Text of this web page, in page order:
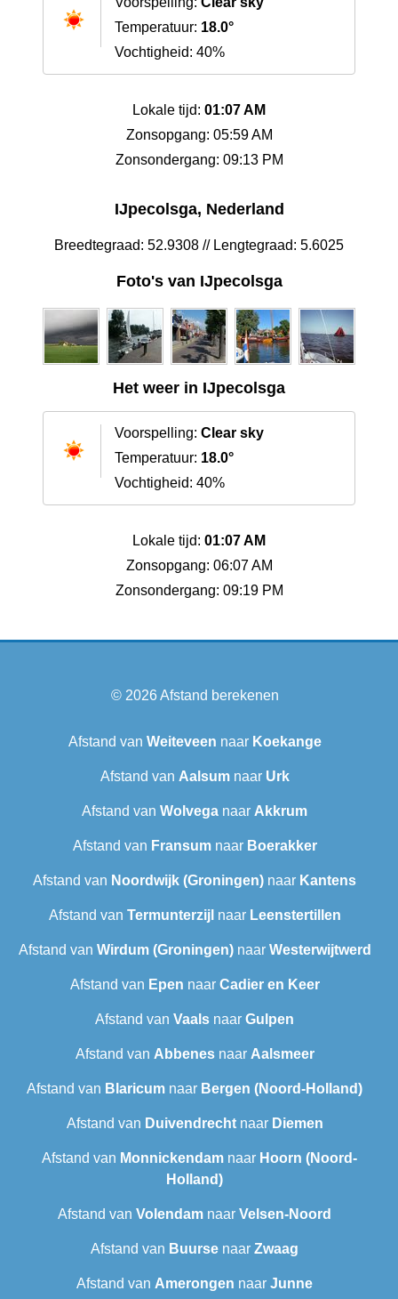
Temperatuur: 18.0°
Vochtigheid: 40%
Lokale tijd: 01:07 AM
Zonsopgang: 05:59 AM
Zonsondergang: 09:13 PM
IJpecolsga, Nederland
Breedtegraad: 52.9308 // Lengtegraad: 5.6025
Foto's van IJpecolsga
Het weer in IJpecolsga
Voorspelling: Clear sky
Temperatuur: 18.0°
Vochtigheid: 40%
Lokale tijd: 01:07 AM
Zonsopgang: 06:07 AM
Zonsondergang: 09:19 PM
© 2026Afstand berekenen
Afstand van Weiteveen naar Koekange
Afstand van Aalsumnaar Urk
Afstand van Wolvega naar Akkrum
Afstand van Fransumnaar Boerakker
Afstand van Noordwijk (Groningen) naar Kantens
Afstand van Termunterzijl naar Leenstertillen‎
Afstand van Wirdum (Groningen)naar Westerwijtwerd
Afstand van Epen naar Cadier en Keer
Afstand van Vaals naar Gulpen
Afstand van Abbenesnaar Aalsmeer
Afstand van Blaricum naar Bergen (Noord-Holland)
Afstand van Duivendrechtnaar Diemen
Afstand van Monnickendamnaar Hoorn (Noord-
Holland)
Afstand van Volendam naar Velsen-Noord
Afstand van Buurse naar Zwaag
Afstand van Amerongen naar Junne